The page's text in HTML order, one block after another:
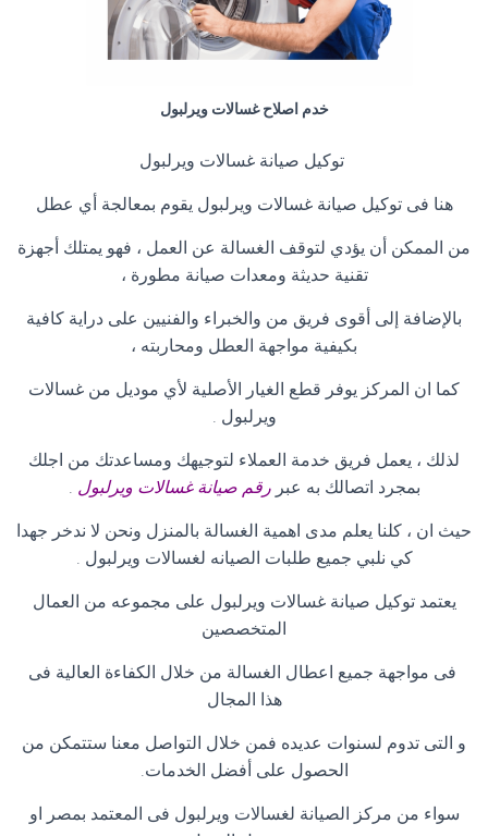
خدم اصلاح غسالات ويرلبول
توكيل صيانة غسالات ويرلبول
هنا فى توكيل صيانة غسالات ويرلبول يقوم بمعالجة أي عطل
من الممكن أن يؤدي لتوقف الغسالة عن العمل ، فهو يمتلك أجهزة
تقنية حديثة ومعدات صيانة مطورة ،
بالإضافة إلى أقوى فريق من والخبراء والفنيين على دراية كافية
بكيفية مواجهة العطل ومحاربته ،
كما ان المركز يوفر قطع الغيار الأصلية لأي موديل من غسالات
ويرلبول .
لذلك ، يعمل فريق خدمة العملاء لتوجيهك ومساعدتك من اجلك
بمجرد اتصالك به عبررقم صيانة غسالات ويرلبول .
حيث ان ، كلنا يعلم مدى اهمية الغسالة بالمنزل ونحن لا ندخر جهدا
كي نلبي جميع طلبات الصيانه لغسالات ويرلبول .
يعتمد توكيل صيانة غسالات ويرلبول على مجموعه من العمال
المتخصصين
فى مواجهة جميع اعطال الغسالة من خلال الكفاءة العالية فى
هذا المجال
و التى تدوم لسنوات عديده فمن خلال التواصل معنا ستتمكن من
الحصول على أفضل الخدمات.
سواء من مركز الصيانة لغسالات ويرلبول فى المعتمد بمصر او